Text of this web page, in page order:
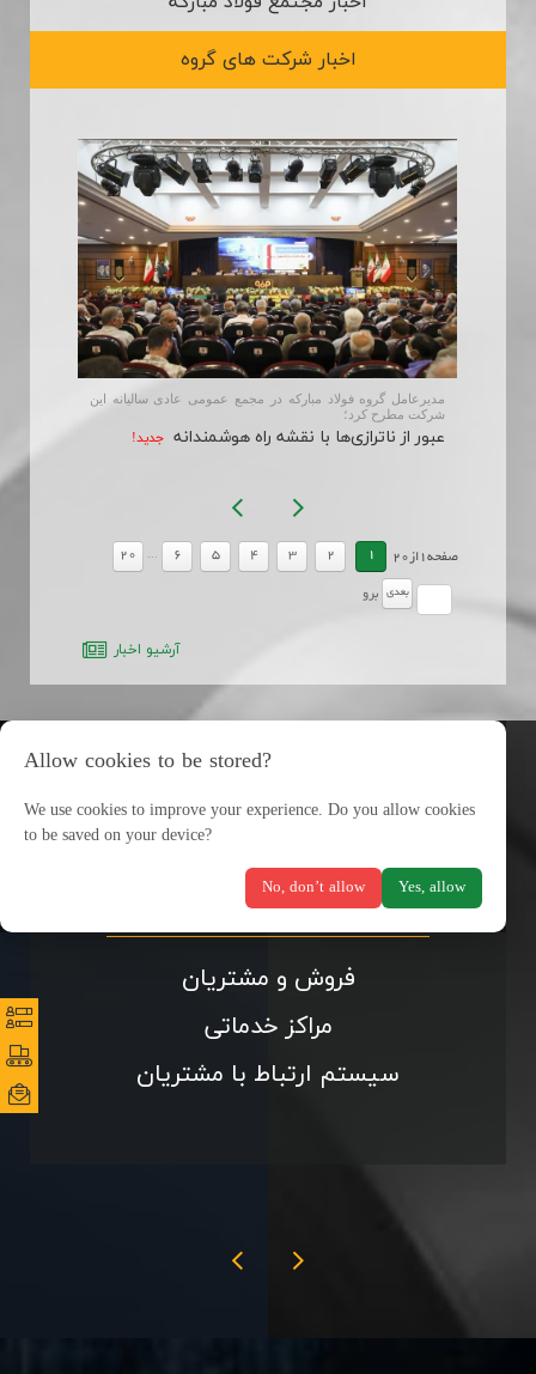
ارتباط با ما
اخبار شرکت های گروه
مدیرعامل گروه فولاد مبارکه در مجمع عمومی عادی سالیانه این
شرکت مطرح کرد؛
عبور از ناترازی‌ها با نقشه راه هوشمندانه جديد!
صفحه1 از20
1
2
3
4
5
6
...
20
بعدي برو
آرشيو اخبار
Allow cookies to be stored?
We use cookies to improve your experience. Do you allow cookies
to be saved on your device?
Yes, allow
No, don’t allow
فروش و مشتریان
مراکز خدماتی
سیستم ارتباط با مشتریان